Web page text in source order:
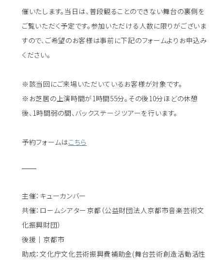
催いたします。当日は、普段観ることのできない舞台の裏側を
ご覧いただく予定です。参加いただける人数に限りがございま
すので、ご希望のお客様は事前に下記のフォームよりお申込み
ください。
※該当回にご来場いただいているお客様が対象です。
※お芝居の上演時間が1時間55分。その後10分ほどの休憩
後、1時間弱の間、バックステージツアーを行います。
予約フォームはこちら
主催：キューカンバー
共催：ロームシアター京都（公益財団法人京都市音楽芸術文
化振興財団）
後援｜京都市
助成：文化庁文化芸術振興費補助金(舞台芸術創造活動活性